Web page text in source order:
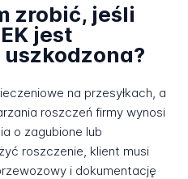
zrobić, jeśli
jest
na przesyłkach, a
roszczeń firmy wynosi
o zagubione lub
roszczenie, klient musi
i dokumentację